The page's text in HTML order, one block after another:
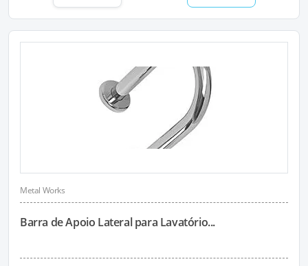
Metal Works
Barra de Apoio Lateral para Lavatório...